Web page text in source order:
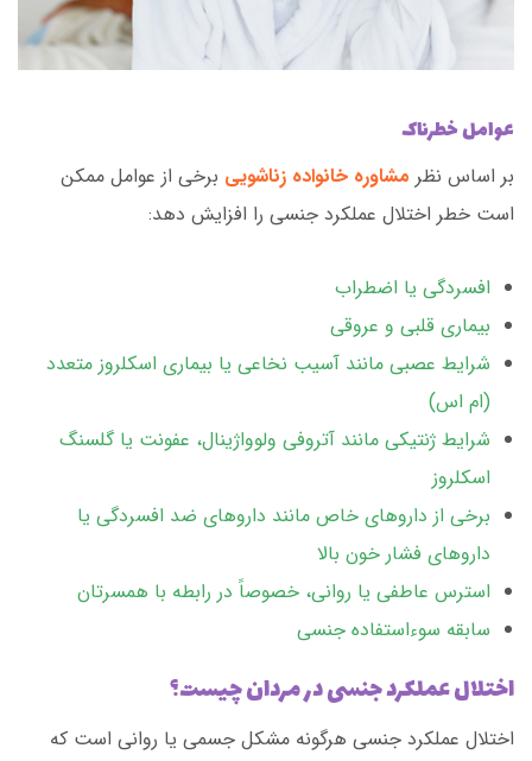
عوامل خطرناک
بر اساس نظر مشاوره خانواده زناشویی برخی از عوامل ممکن
است خطر اختلال عملکرد جنسی را افزایش دهد:
افسردگی یا اضطراب
بیماری قلبی و عروقی
شرایط عصبی مانند آسیب نخاعی یا بیماری اسکلروز متعدد
(ام اس)
شرایط ژنتیکی مانند آتروفی ولوواژینال، عفونت یا گلسنگ
اسکلروز
برخی از داروهای خاص مانند داروهای ضد افسردگی یا
داروهای فشار خون بالا
استرس عاطفی یا روانی، خصوصاً در رابطه با همسرتان
سابقه سوءاستفاده جنسی
اختلال عملکرد جنسی در مردان چیست؟
اختلال عملکرد جنسی هرگونه مشکل جسمی یا روانی است که